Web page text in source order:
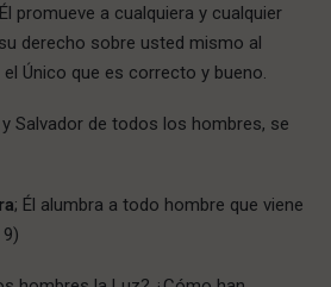
promueve a cualquiera y cualquier
derecho sobre usted mismo al
Único que es correcto y bueno.
y Salvador de todos los hombres, se
; Él alumbra a todo hombre que viene